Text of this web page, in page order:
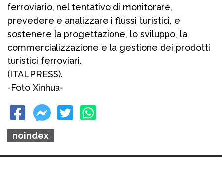
ferroviario, nel tentativo di monitorare,
prevedere e analizzare i flussi turistici, e
sostenere la progettazione, lo sviluppo, la
commercializzazione e la gestione dei prodotti
turistici ferroviari.
(ITALPRESS).
-Foto Xinhua-
noindex